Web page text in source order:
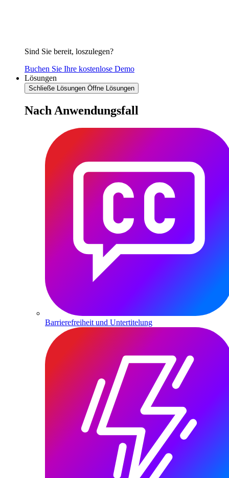
Sind Sie bereit, loszulegen?
Buchen Sie Ihre kostenlose Demo
Lösungen
Schließe Lösungen Öffne Lösungen
Nach Anwendungsfall
Barrierefreiheit und Untertitelung